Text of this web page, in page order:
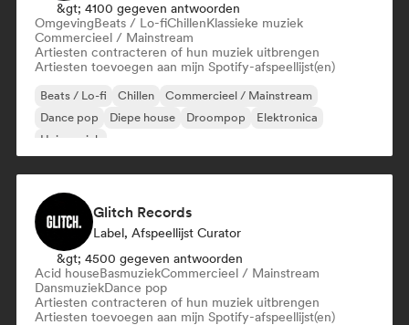
&gt; 4100 gegeven antwoorden
OmgevingBeats / Lo-fiChillenKlassieke muziek
Commercieel / Mainstream
Artiesten contracteren of hun muziek uitbrengen
Artiesten toevoegen aan mijn Spotify-afspeellijst(en)
Beats / Lo-fi Chillen
Commercieel / Mainstream
Dance pop
Diepe house Droompop
Elektronica
Huismuziek
Glitch Records
Label, Afspeellijst Curator
&gt; 4500 gegeven antwoorden
Acid houseBasmuziekCommercieel / Mainstream
DansmuziekDance pop
Artiesten contracteren of hun muziek uitbrengen
Artiesten toevoegen aan mijn Spotify-afspeellijst(en)